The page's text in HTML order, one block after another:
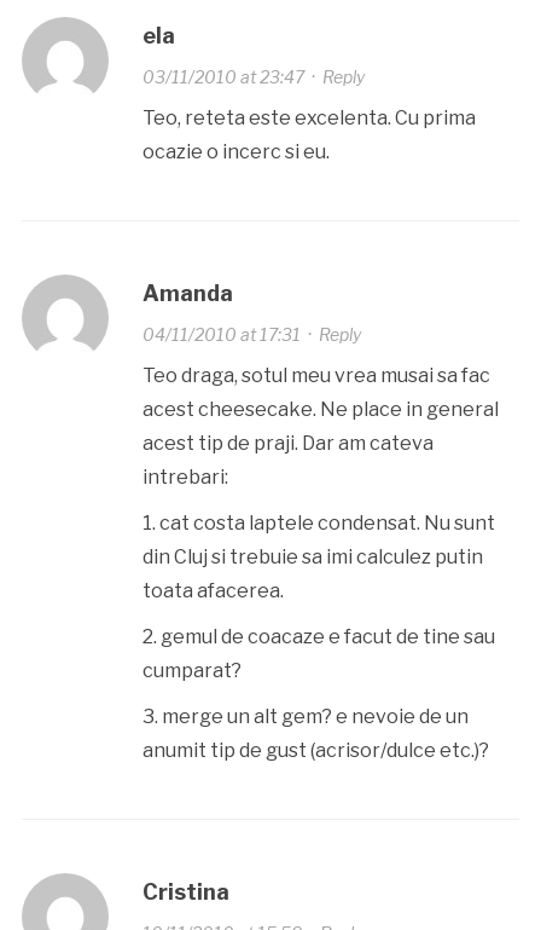
ela
03/11/2010 at 23:47· Reply
Teo, reteta este excelenta. Cu prima
ocazie o incerc si eu.
Amanda
04/11/2010 at 17:31 · Reply
Teo draga, sotul meu vrea musai sa fac
acest cheesecake. Ne place in general
acest tip de praji. Dar am cateva
intrebari:
1. cat costa laptele condensat. Nu sunt
din Cluj si trebuie sa imi calculez putin
toata afacerea.
2. gemul de coacaze e facut de tine sau
cumparat?
3. merge un alt gem? e nevoie de un
anumit tip de gust (acrisor/dulce etc.)?
Cristina